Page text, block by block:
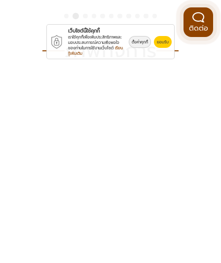
ภาพกิจการ
ติดต่อ
เว็บไซต์นี้ใช้คุกกี้
เราใช้คุกกี้เพื่อเพิ่มประสิทธิภาพและ
มอบประสบการณ์ความพึงพอใจ
ของท่านในการใช้งานเว็บไซต์ เรียน
รู้เพิ่มเติม
ตั้งค่าคุกกี้ ยอมรับ